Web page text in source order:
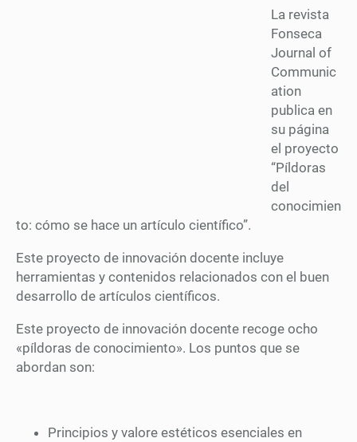
La revista
Fonseca
Journal of
Communic
ation
publica en
su página
el proyecto
“Píldoras
del
conocimien
to: cómo se hace un artículo científico”.
Este proyecto de innovación docente incluye
herramientas y contenidos relacionados con el buen
desarrollo de artículos científicos.
Este proyecto de innovación docente recoge ocho
«píldoras de conocimiento». Los puntos que se
abordan son:
Principios y valore estéticos esenciales en